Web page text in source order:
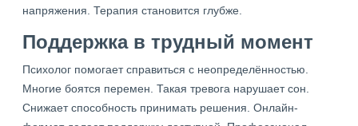
напряжения. Терапия становится глубже.
Поддержка в трудный момент
Психолог помогает справиться с неопределённостью.
Многие боятся перемен. Такая тревога нарушает сон.
Снижает способность принимать решения. Онлайн-